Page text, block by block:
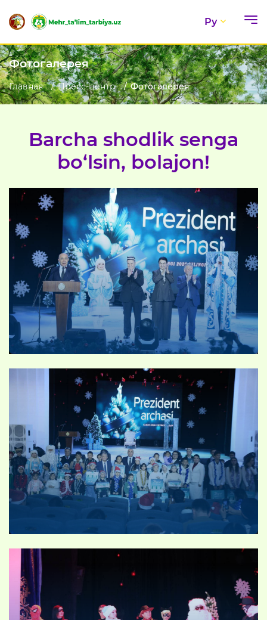
Ру
Фотогалерея
Главная Пресс-центр Фотогалерея
Barcha shodlik senga
bo‘lsin, bolajon!